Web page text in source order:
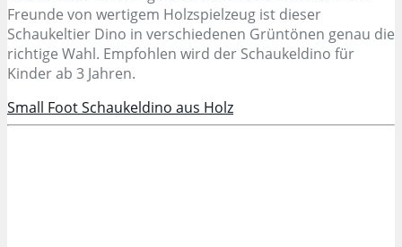
Freunde von wertigem Holzspielzeug ist dieser
Schaukeltier Dino in verschiedenen Grüntönen genau die
richtige Wahl. Empfohlen wird der Schaukeldino für
Kinder ab 3 Jahren.
Small Foot Schaukeldino aus Holz